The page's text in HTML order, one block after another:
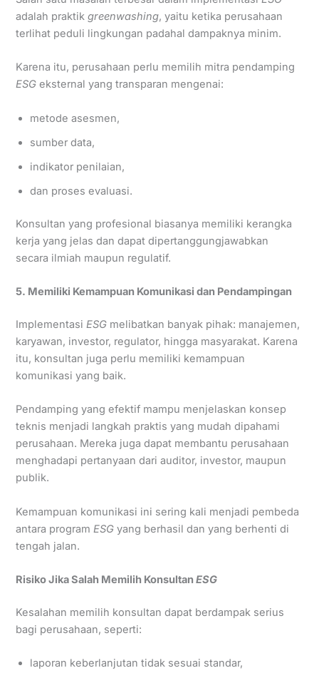
adalah praktikgreenwashing, yaitu ketika perusahaan
terlihat peduli lingkungan padahal dampaknya minim.
Karena itu, perusahaan perlu memilih mitra pendamping
ESG eksternal yang transparan mengenai:
metode asesmen,
sumber data,
indikator penilaian,
dan proses evaluasi.
Konsultan yang profesional biasanya memiliki kerangka
kerja yang jelas dan dapat dipertanggungjawabkan
secara ilmiah maupun regulatif.
5. Memiliki Kemampuan Komunikasi dan Pendampingan
ImplementasiESG melibatkan banyak pihak: manajemen,
karyawan, investor, regulator, hingga masyarakat. Karena
itu, konsultan juga perlu memiliki kemampuan
komunikasi yang baik.
Pendamping yang efektif mampu menjelaskan konsep
teknis menjadi langkah praktis yang mudah dipahami
perusahaan. Mereka juga dapat membantu perusahaan
menghadapi pertanyaan dari auditor, investor, maupun
publik.
Kemampuan komunikasi ini sering kali menjadi pembeda
antara program ESG yang berhasil dan yang berhenti di
tengah jalan.
Risiko Jika Salah Memilih KonsultanESG
Kesalahan memilih konsultan dapat berdampak serius
bagi perusahaan, seperti:
laporan keberlanjutan tidak sesuai standar,